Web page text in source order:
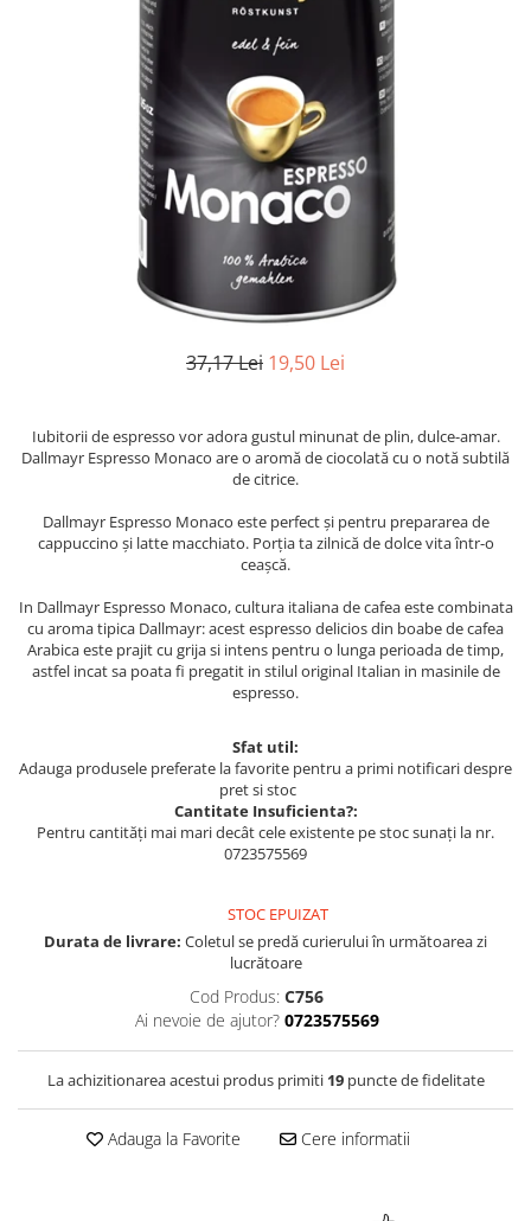
37,17 Lei 19,50 Lei
Iubitorii de espresso vor adora gustul minunat de plin, dulce-amar.
Dallmayr Espresso Monaco are o aromă de ciocolată cu o notă subtilă
de citrice.
Dallmayr Espresso Monaco este perfect și pentru prepararea de
cappuccino și latte macchiato. Porția ta zilnică de dolce vita într-o
ceașcă.
In Dallmayr Espresso Monaco, cultura italiana de cafea este combinata
cu aroma tipica Dallmayr: acest espresso delicios din boabe de cafea
Arabica este prajit cu grija si intens pentru o lunga perioada de timp,
astfel incat sa poata fi pregatit in stilul original Italian in masinile de
espresso.
Sfat util:
Adauga produsele preferate la favorite pentru a primi notificari despre
pret si stoc
Cantitate Insuficienta?:
Pentru cantități mai mari decât cele existente pe stoc sunați la nr.
0723575569
STOC EPUIZAT
Durata de livrare: Coletul se predă curierului în următoarea zi
lucrătoare
Cod Produs: C756
Ai nevoie de ajutor? 0723575569
La achizitionarea acestui produs primiti 19puncte de fidelitate
Adauga la Favorite Cere informatii